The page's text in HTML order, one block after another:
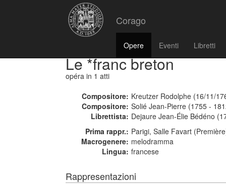
Corago
Opere Eventi Libretti
Le *franc breton
opéra in 1 atti
Compositore: Kreutzer Rodolphe (16/11/
Compositore: Solié Jean-Pierre (1755 -
Librettista: Dejaure Jean-Élie Bédéno
Prima rappr.: Parigi, Salle Favart
Macrogenere: melodramma
Lingua: francese
Rappresentazioni